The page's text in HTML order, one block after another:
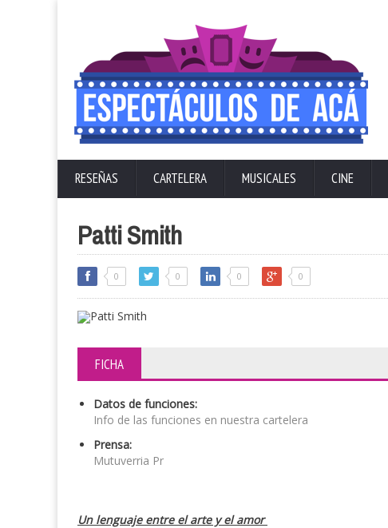
RESEÑAS CARTELERA MUSICALES CINE
Patti Smith
0 0 0 0
FICHA
Datos de funciones:
Info de las funciones en nuestra cartelera
Prensa:
Mutuverria Pr
Un lenguaje entre el arte y el amor